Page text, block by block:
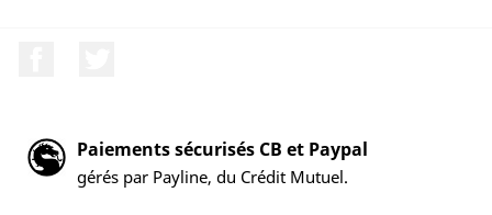
Paiements sécurisés CB et Paypal
gérés par Payline, du Crédit Mutuel.